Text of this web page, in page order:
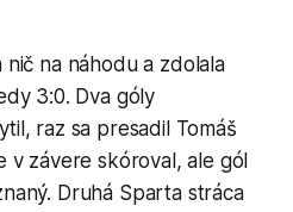
nič na náhodu a zdolala
3:0. Dva góly
raz sa presadil Tomáš
v závere skóroval, ale gól
Druhá Sparta stráca